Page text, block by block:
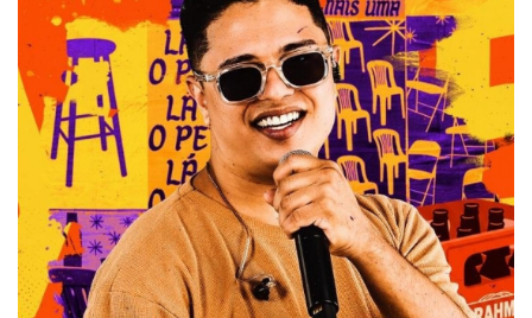
PROMOÇÕES
CONTATO